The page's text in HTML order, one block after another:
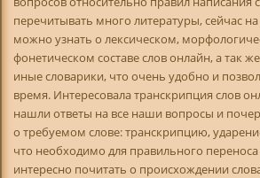
перечитывать много литературы, сейчас
можно узнать о лексическом,
фонетическом составе слов онлайн, а так
иные словарики, что очень удобно и
время. Интересовала транскрипция слов
нашли ответы на все наши вопросы и
о требуемом слове: транскрипцию,
что необходимо для правильного
интересно почитать о происхождении